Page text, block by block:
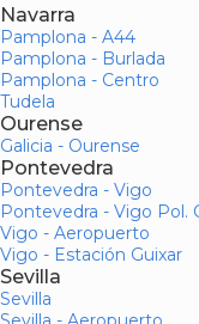
Navarra
Pamplona - A44
Pamplona - Burlada
Pamplona - Centro
Tudela
Ourense
Galicia - Ourense
Pontevedra
Pontevedra - Vigo
Pontevedra - Vigo Pol.
Vigo - Aeropuerto
Vigo - Estación Guixar
Sevilla
Sevilla